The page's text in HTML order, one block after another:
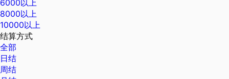
6000以上
8000以上
10000以上
结算方式
全部
日结
周结